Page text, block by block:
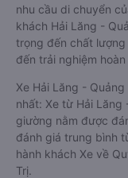
nhu cầu di chuyển
khách Hải Lăng -
trọng đến chất
đến trải nghiệm
Xe Hải Lăng -
nhất: Xe từ Hải Lăng
giường nằm được
đánh giá trung bình
hành khách Xe về
Trị.